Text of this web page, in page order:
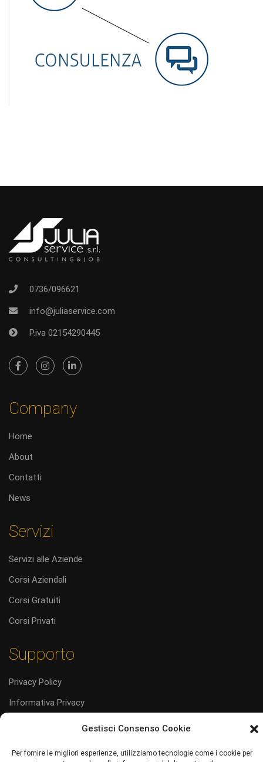
Gestisci Consenso Cookie
Per fornire le migliori esperienze, utilizziamo tecnologie come i cookie per
0736/096621
info@juliaservice.com
P.iva 02154290445
Company
Home
About
Contatti
News
Servizi
Servizi alle Aziende
Corsi Aziendali
Corsi Gratuiti
Corsi Privati
Supporto
Privacy Policy
Informativa Privacy